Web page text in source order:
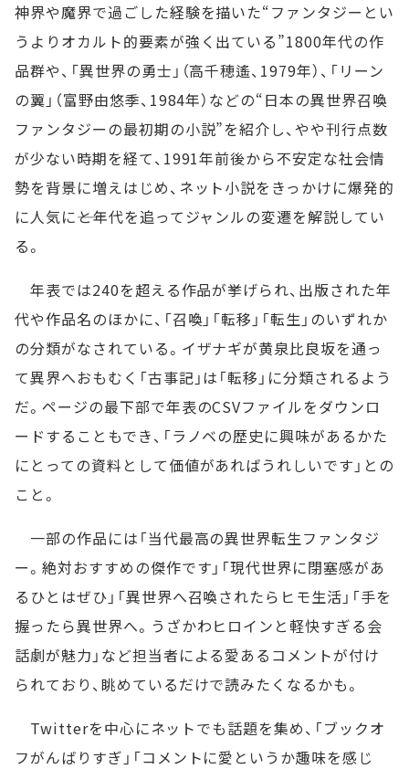
神界や魔界で過ごした経験を描いた“ファンタジーとい
うよりオカルト的要素が強く出ている”1800年代の作
品群や、「異世界の勇士」（高千穂遙、1979年）、「リーン
の翼」（富野由悠季、1984年）などの“日本の異世界召喚
ファンタジーの最初期の小説”を紹介し、やや刊行点数
が少ない時期を経て、1991年前後から不安定な社会情
勢を背景に増えはじめ、ネット小説をきっかけに爆発的
に人気に――と年代を追ってジャンルの変遷を解説してい
る。
年表では240を超える作品が挙げられ、出版された年
代や作品名のほかに、「召喚」「転移」「転生」のいずれか
の分類がなされている。イザナギが黄泉比良坂を通っ
て異界へおもむく「古事記」は「転移」に分類されるよう
だ。ページの最下部で年表のCSVファイルをダウンロ
ードすることもでき、「ラノベの歴史に興味があるかた
にとっての資料として価値があればうれしいです」との
こと。
一部の作品には「当代最高の異世界転生ファンタジ
ー。絶対おすすめの傑作です」「現代世界に閉塞感があ
るひとはぜひ」「異世界へ召喚されたらヒモ生活」「手を
握ったら異世界へ。うざかわヒロインと軽快すぎる会
話劇が魅力」など担当者による愛あるコメントが付け
られており、眺めているだけで読みたくなるかも。
Twitterを中心にネットでも話題を集め、「ブックオ
フがんばりすぎ」「コメントに愛というか趣味を感じ